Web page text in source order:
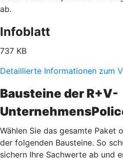
ab.
Infoblatt
737 KB
Detaillierte Informationen zum
Bausteine der R+V-
Wählen Sie das gesamte Paket
der folgenden Bausteine. So
sichern Ihre Sachwerte ab und